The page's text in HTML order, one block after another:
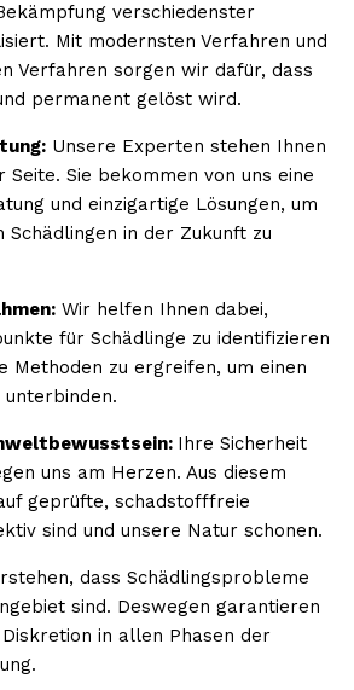
verschiedenster
Mit modernsten Verfahren und
Verfahren sorgen wir dafür, dass
permanent gelöst wird.
Unsere Experten stehen Ihnen
Seite. Sie bekommen von uns eine
und einzigartige Lösungen, um
Schädlingen in der Zukunft zu
Wir helfen Ihnen dabei,
für Schädlinge zu identifizieren
Methoden zu ergreifen, um einen
Ihre Sicherheit
uns am Herzen. Aus diesem
geprüfte, schadstofffreie
sind und unsere Natur schonen.
dass Schädlingsprobleme
sind. Deswegen garantieren
in allen Phasen der